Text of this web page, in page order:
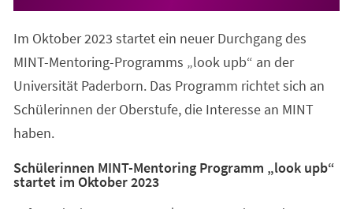
Im Oktober 2023 startet ein neuer Durchgang des
MINT-Mentoring-Programms „look upb“ an der
Universität Paderborn. Das Programm richtet sich an
Schülerinnen der Oberstufe, die Interesse an MINT
haben.
Schülerinnen MINT-Mentoring Programm „look upb“
startet im Oktober 2023